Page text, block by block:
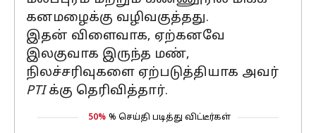
கனமழைக்கு வழிவகுத்தது.
இதன் விளைவாக, ஏற்கனவே
இலகுவாக இருந்த மண்,
நிலச்சரிவுகளை ஏற்படுத்தியாக அவர்
PTIக்கு தெரிவித்தார்.
50% % செய்தி படித்து விட்டீர்கள்